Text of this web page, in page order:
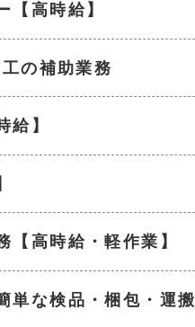
【高時給】
の補助業務
給】
【高時給・軽作業】
単な検品・梱包・運搬